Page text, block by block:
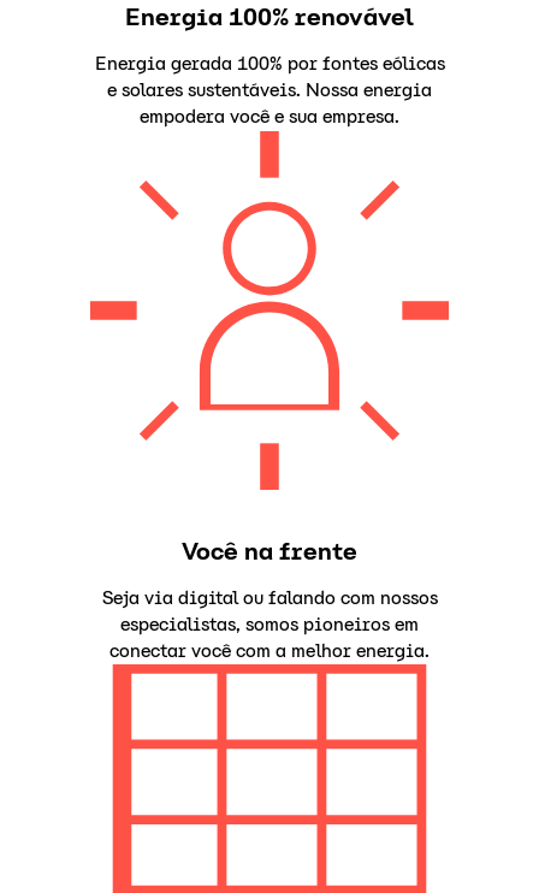
Energia 100% renovável
Energia gerada 100% por fontes eólicas
e solares sustentáveis. Nossa energia
empodera você e sua empresa.
Você na frente
Seja via digital ou falando com nossos
especialistas, somos pioneiros em
conectar você com a melhor energia.